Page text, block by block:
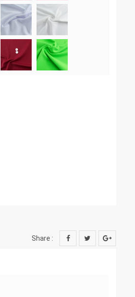
Share :